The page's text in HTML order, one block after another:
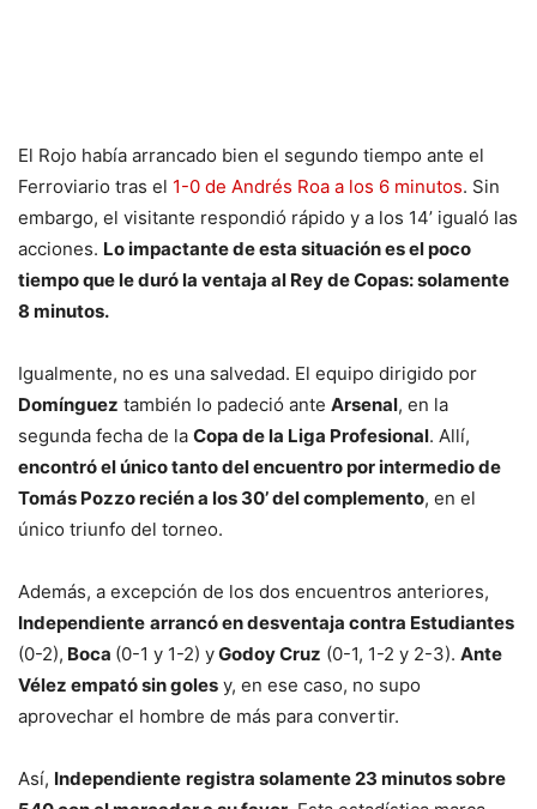
El Rojo había arrancado bien el segundo tiempo ante el
Ferroviario tras el 1-0 de Andrés Roa a los 6 minutos. Sin
embargo, el visitante respondió rápido y a los 14’ igualó las
acciones. Lo impactante de esta situación es el poco
tiempo que le duró la ventaja al Rey de Copas: solamente
8 minutos.
Igualmente, no es una salvedad. El equipo dirigido por
Domínguez también lo padeció ante Arsenal, en la
segunda fecha de la Copa de la Liga Profesional. Allí,
encontró el único tanto del encuentro por intermedio de
Tomás Pozzo recién a los 30’ del complemento, en el
único triunfo del torneo.
Además, a excepción de los dos encuentros anteriores,
Independiente arrancó en desventaja contra Estudiantes
(0-2), Boca (0-1 y 1-2) yGodoy Cruz (0-1, 1-2 y 2-3). Ante
Vélez empató sin goles y, en ese caso, no supo
aprovechar el hombre de más para convertir.
Así, Independiente registra solamente 23 minutos sobre